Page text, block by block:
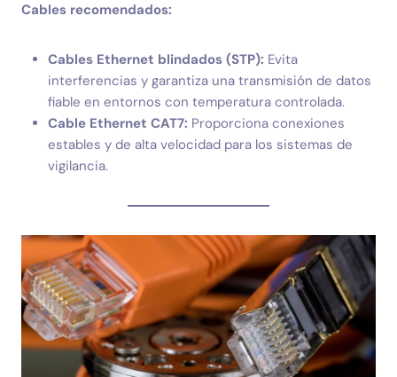
Cables recomendados:
Cables Ethernet blindados (STP): Evita
interferencias y garantiza una transmisión de datos
fiable en entornos con temperatura controlada.
Cable Ethernet CAT7: Proporciona conexiones
estables y de alta velocidad para los sistemas de
vigilancia.